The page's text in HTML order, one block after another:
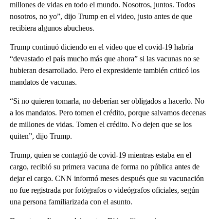
millones de vidas en todo el mundo. Nosotros, juntos. Todos
nosotros, no yo”, dijo Trump en el video, justo antes de que
recibiera algunos abucheos.
Trump continuó diciendo en el video que el covid-19 habría
“devastado el país mucho más que ahora” si las vacunas no se
hubieran desarrollado. Pero el expresidente también criticó los
mandatos de vacunas.
“Si no quieren tomarla, no deberían ser obligados a hacerlo. No
a los mandatos. Pero tomen el crédito, porque salvamos decenas
de millones de vidas. Tomen el crédito. No dejen que se los
quiten”, dijo Trump.
Trump, quien se contagió de covid-19 mientras estaba en el
cargo, recibió su primera vacuna de forma no pública antes de
dejar el cargo. CNN informó meses después que su vacunación
no fue registrada por fotógrafos o videógrafos oficiales, según
una persona familiarizada con el asunto.